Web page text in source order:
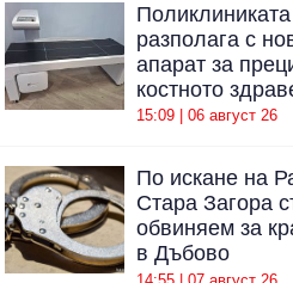
разполага с
апарат за
костното
15:09 | 06 август 26
По искане на
Стара Загора
обвиняем за
в Дъбово